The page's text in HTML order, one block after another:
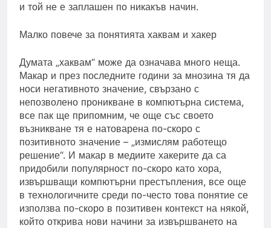
и той не е заплашен по никакъв начин.
Малко повече за понятията хаквам и хакер
Думата „хаквам“ може да означава много неща.
Макар и през последните години за мнозина тя да
носи негативното значение, свързано с
непозволено проникване в компютърна система,
все пак ще припомним, че още със своето
възникване тя е натоварена по-скоро с
позитивното значение – „измислям работещо
решение“. И макар в медиите хакерите да са
придобили популярност по-скоро като хора,
извършващи компютърни престъпления, все още
в технологичните среди по-често това понятие се
използва по-скоро в позитивен контекст на някой,
който открива нови начини за извършването на